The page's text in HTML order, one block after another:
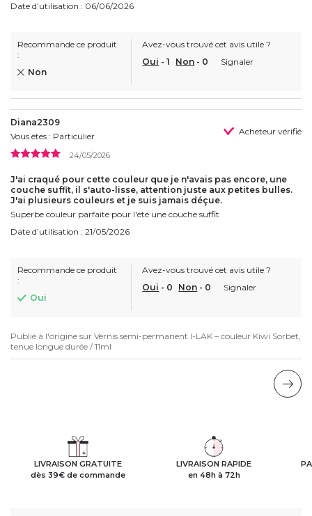
Date d’utilisation : 06/06/2026
Recommande ce produit
:
Non
Avez-vous trouvé cet avis utile ?
Oui -1 Non - 0 Signaler
Diana2309
Vous êtes : Particulier
Acheteur vérifié
24/05/2026
J'ai craqué pour cette couleur que je n'avais pas encore, une
couche suffit, il s'auto-lisse, attention juste aux petites bulles.
J'ai plusieurs couleurs et je suis jamais déçue.
Superbe couleur parfaite pour l'été une couche suffit
Date d’utilisation : 21/05/2026
Recommande ce produit
:
Oui
Avez-vous trouvé cet avis utile ?
Oui - 0 Non - 0 Signaler
Publié à l'origine sur Vernis semi-permanent I-LAK – couleur Kiwi Sorbet,
tenue longue durée / 11ml
LIVRAISON GRATUITE
dès 39€ de commande
LIVRAISON RAPIDE
en 48h à 72h